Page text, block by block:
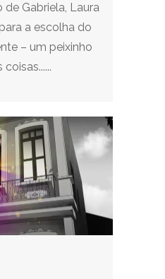
de Gabriela, Laura
a escolha do
– um peixinho